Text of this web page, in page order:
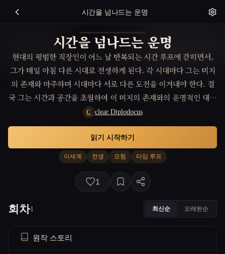
시간을 넘나드는 운명
시간을 넘나드는 운명
현대의 평범한 직장인이 어느 날 반복되는 시간 루프에 갇히면서,
그가 매일 아침 다른 시대로 전생하게 된다. 각 시대마다 그는 미지
의 존재와 마주하며 시대마다 서로 다른 도전을 이겨내야 한다. 결
국 그는 시간과 공간을 초월하여 이 미지의 존재와의 운명적인 대결
을 준비하게 된다. 시대마다 얽혀있는 비밀들을 풀어나가는 과정에
서 주인공은 자신의 진정한 운명을 깨닫게 된다.
C clear Diplodocus
이세계 전생 모험 타임 루프
읽기 시작하기
1
회차1 최신순 오래된순
원작 스토리